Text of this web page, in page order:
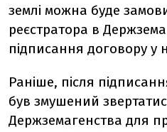
землі можна буде
реєстратора в
підписання договору у
Раніше, після
був змушений
Держземагенства для